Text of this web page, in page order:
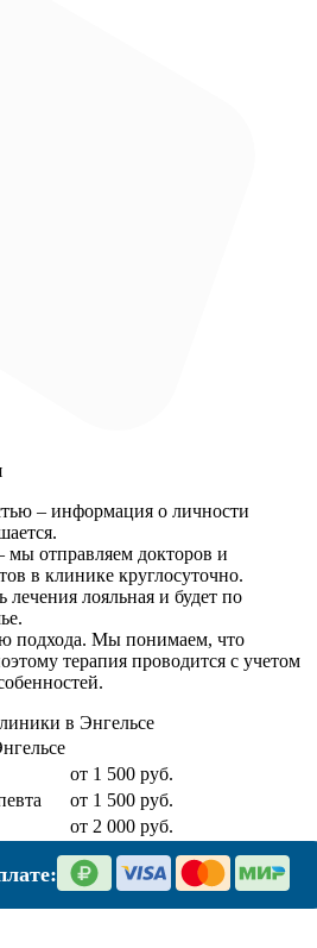
– информация о личности
отправляем докторов и
в клинике круглосуточно.
лояльная и будет по
подхода. Мы понимаем, что
терапия проводится с учетом
в Энгельсе
от 1 500 руб.
от 1 500 руб.
от 2 000 руб.